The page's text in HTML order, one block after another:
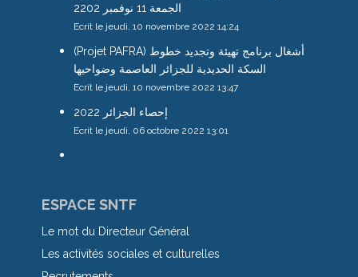
الجمعة 11 نوفمبر 2202
Ecrit le jeudi, 10 novembre 2022 14:24
(Projet PAFRA) أشغال برنامج تهيئة وتجديد خطوط
السكة الحديدية للجزائر العاصمة وضواحيها
Ecrit le jeudi, 10 novembre 2022 13:47
إحصاء الجزائر 2022
Ecrit le jeudi, 06 octobre 2022 13:01
ESPACE SNTF
Le mot du Directeur Général
Les activités sociales et culturelles